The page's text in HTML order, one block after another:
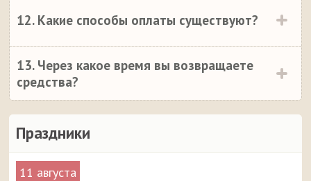
Праздники
11 августа
12. Какие способы оплаты существуют?
13. Через какое время вы возвращаете
средства?